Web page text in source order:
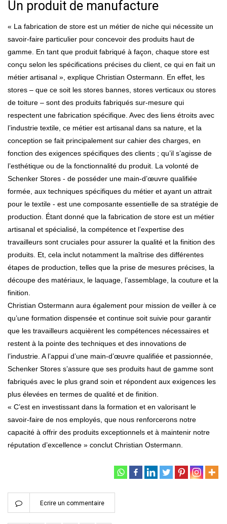
Un produit de manufacture
« La fabrication de store est un métier de niche qui nécessite un
savoir-faire particulier pour concevoir des produits haut de
gamme. En tant que produit fabriqué à façon, chaque store est
conçu selon les spécifications précises du client, ce qui en fait un
métier artisanal », explique Christian Ostermann. En effet, les
stores – que ce soit les stores bannes, stores verticaux ou stores
de toiture – sont des produits fabriqués sur-mesure qui
respectent une fabrication spécifique. Avec des liens étroits avec
l’industrie textile, ce métier est artisanal dans sa nature, et la
conception se fait principalement sur cahier des charges, en
fonction des exigences spécifiques des clients ; qu’il s’agisse de
l’esthétique ou de la fonctionnalité du produit. La volonté de
Schenker Stores - de posséder une main-d’œuvre qualifiée
formée, aux techniques spécifiques du métier et ayant un attrait
pour le textile - est une composante essentielle de sa stratégie de
production. Étant donné que la fabrication de store est un métier
artisanal et spécialisé, la compétence et l’expertise des
travailleurs sont cruciales pour assurer la qualité et la finition des
produits. Et, cela inclut notamment la maîtrise des différentes
étapes de production, telles que la prise de mesures précises, la
découpe des matériaux, le laquage, l’assemblage, la couture et la
finition.
Christian Ostermann aura également pour mission de veiller à ce
qu’une formation dispensée et continue soit suivie pour garantir
que les travailleurs acquièrent les compétences nécessaires et
restent à la pointe des techniques et des innovations de
l’industrie. A l’appui d’une main-d’œuvre qualifiée et passionnée,
Schenker Stores s’assure que ses produits haut de gamme sont
fabriqués avec le plus grand soin et répondent aux exigences les
plus élevées en termes de qualité et de finition.
« C’est en investissant dans la formation et en valorisant le
savoir-faire de nos employés, que nous renforcerons notre
capacité à offrir des produits exceptionnels et à maintenir notre
réputation d’excellence » conclut Christian Ostermann.
Ecrire un commentaire